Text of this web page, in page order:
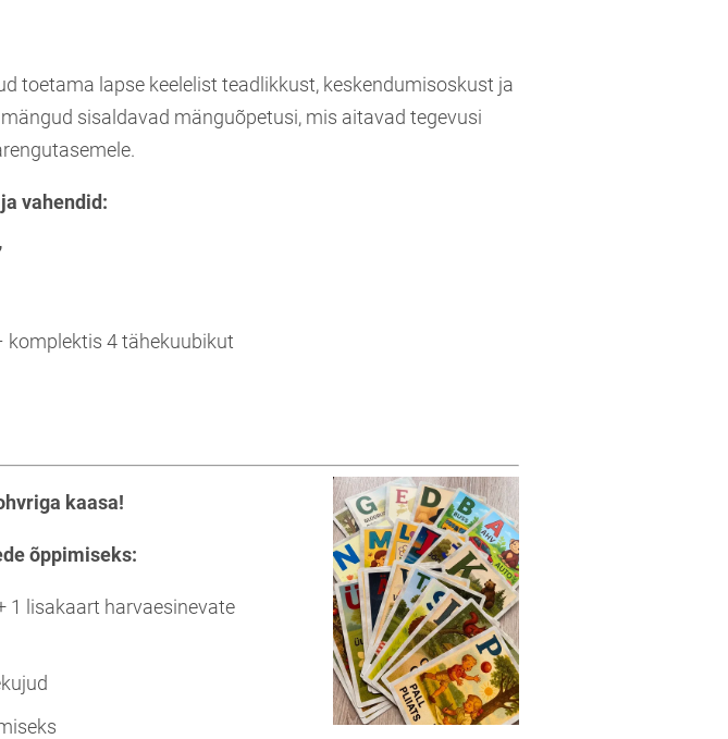
toetama lapse keelelist teadlikkust, keskendumisoskust ja
sisaldavad mänguõpetusi, mis aitavad tegevusi
vahendid:
komplektis 4 tähekuubikut
kaasa!
õppimiseks:
1 lisakaart harvaesinevate